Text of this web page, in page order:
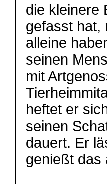
die kleinere
gefasst hat,
alleine
seinen
mit
heftet er
seinen
dauert. Er
genießt das